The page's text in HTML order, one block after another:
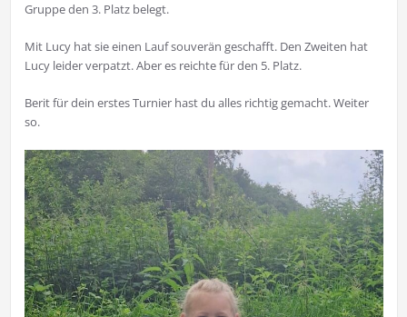
Gruppe den 3. Platz belegt.
Mit Lucy hat sie einen Lauf souverän geschafft. Den Zweiten hat
Lucy leider verpatzt. Aber es reichte für den 5. Platz.
Berit für dein erstes Turnier hast du alles richtig gemacht. Weiter
so.